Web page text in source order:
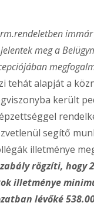
meg a
tehát alapját a
került
segítő
illetménye
rögzíti, hogy
illetménye
lévőké